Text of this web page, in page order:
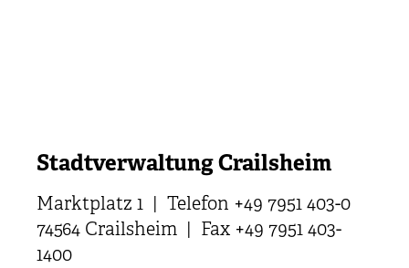
Stadtverwaltung Crailsheim
Marktplatz 1 | Telefon +49 7951 403-0
74564 Crailsheim | Fax +49 7951 403-
1400